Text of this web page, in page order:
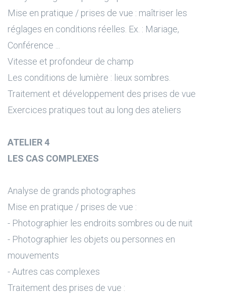
Mise en pratique / prises de vue : maîtriser les
réglages en conditions réelles. Ex. : Mariage,
Conférence ...
Vitesse et profondeur de champ
Les conditions de lumière : lieux sombres.
Traitement et développement des prises de vue
Exercices pratiques tout au long des ateliers
ATELIER 4
LES CAS COMPLEXES
Analyse de grands photographes
Mise en pratique / prises de vue :
- Photographier les endroits sombres ou de nuit
- Photographier les objets ou personnes en
mouvements
- Autres cas complexes
Traitement des prises de vue :